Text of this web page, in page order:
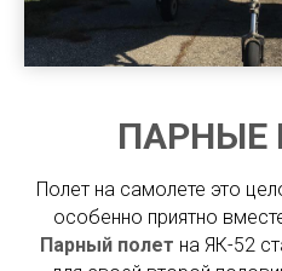
ПАРНЫЕ
Полет на самолете это
особенно приятно
Парный полет на ЯК-52